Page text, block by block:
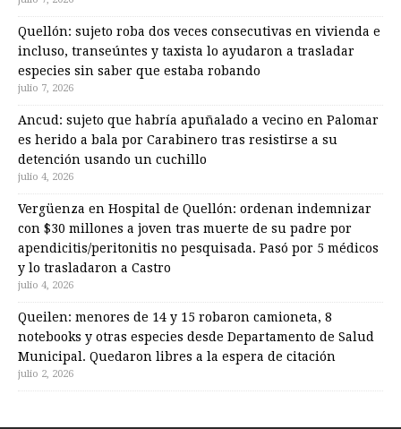
Quellón: sujeto roba dos veces consecutivas en vivienda e
incluso, transeúntes y taxista lo ayudaron a trasladar
especies sin saber que estaba robando
julio 7, 2026
Ancud: sujeto que habría apuñalado a vecino en Palomar
es herido a bala por Carabinero tras resistirse a su
detención usando un cuchillo
julio 4, 2026
Vergüenza en Hospital de Quellón: ordenan indemnizar
con $30 millones a joven tras muerte de su padre por
apendicitis/peritonitis no pesquisada. Pasó por 5 médicos
y lo trasladaron a Castro
julio 4, 2026
Queilen: menores de 14 y 15 robaron camioneta, 8
notebooks y otras especies desde Departamento de Salud
Municipal. Quedaron libres a la espera de citación
julio 2, 2026